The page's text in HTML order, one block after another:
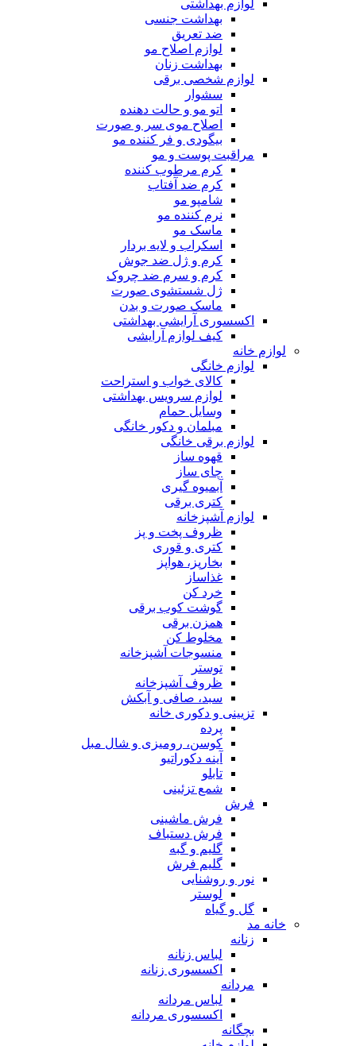
لوازم بهداشتی
بهداشت جنسی
ضد تعریق
لوازم اصلاح مو
بهداشت زنان
لوازم شخصی برقی
سشوار
اتو مو و حالت دهنده
اصلاح موی سر و صورت
بیگودی و فر کننده مو
مراقبت پوست و مو
کرم مرطوب کننده
کرم ضد آفتاب
شامپو مو
نرم کننده مو
ماسک مو
اسکراب و لایه بردار
کرم و ژل ضد جوش
کرم و سرم ضد چروک
ژل شستشوی صورت
ماسک صورت و بدن
اکسسوری آرایشی بهداشتی
کیف لوازم آرایشی
لوازم خانه
لوازم خانگی
کالای خواب و استراحت
لوازم سرویس بهداشتی
وسایل حمام
مبلمان و دکور خانگی
لوازم برقی خانگی
قهوه ساز
چای ساز
آبمیوه گیری
کتری برقی
لوازم آشپزخانه
ظروف پخت و پز
کتری و قوری
بخارپز، هواپز
غذاساز
خرد کن
گوشت کوب برقی
همزن برقی
مخلوط کن
منسوجات آشپزخانه
توستر
ظروف آشپزخانه
سبد، صافی و آبکش
تزیینی و دکوری خانه
پرده
کوسن، رومیزی و شال مبل
آینه دکوراتیو
تابلو
شمع تزئینی
فرش
فرش ماشینی
فرش دستباف
گلیم و گبه
گلیم فرش
نور و روشنایی
لوستر
گل و گیاه
خانه مد
زنانه
لباس زنانه
اکسسوری زنانه
مردانه
لباس مردانه
اکسسوری مردانه
بچگانه